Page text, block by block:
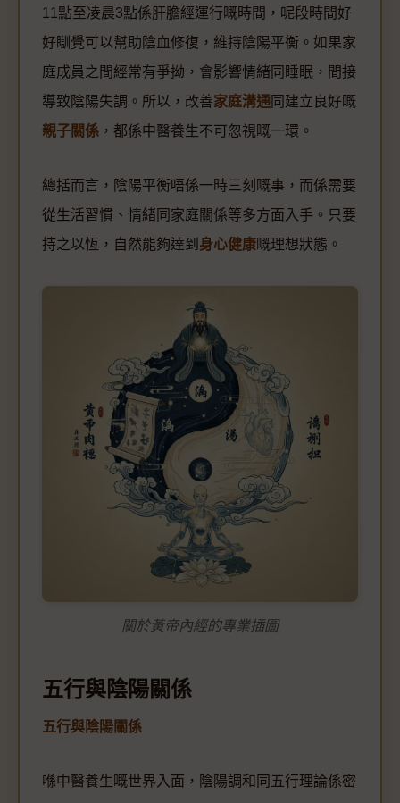
11點至凌晨3點係肝膽經運行嘅時間，呢段時間好
好瞓覺可以幫助陰血修復，維持陰陽平衡。如果家
庭成員之間經常有爭拗，會影響情緒同睡眠，間接
導致陰陽失調。所以，改善家庭溝通 同建立良好嘅
親子關係 ，都係中醫養生不可忽視嘅一環。
總括而言，陰陽平衡唔係一時三刻嘅事，而係需要
從生活習慣、情緒同家庭關係等多方面入手。只要
持之以恆，自然能夠達到 身心健康嘅理想狀態。
關於黃帝內經的專業插圖
五行與陰陽關係
五行與陰陽關係
喺中醫養生嘅世界入面，陰陽調和同五行理論係密